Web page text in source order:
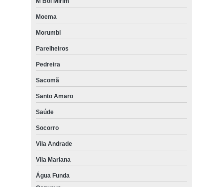
Moema
Morumbi
Parelheiros
Pedreira
Sacomã
Santo Amaro
Saúde
Socorro
Vila Andrade
Vila Mariana
Água Funda